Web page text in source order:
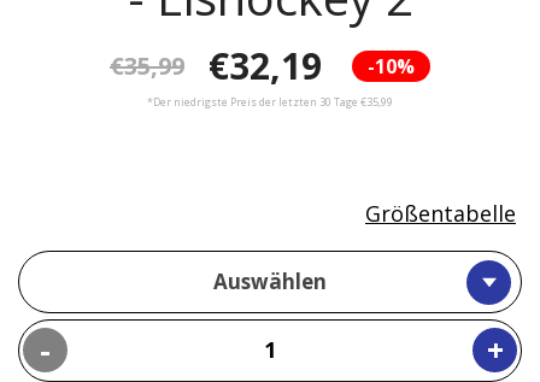
-10%
€35,99 €32,19
*Der niedrigste Preis der letzten 30 Tage €35,99
Auswählen
- +
Größentabelle